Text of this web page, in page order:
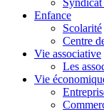
Enfance
Scolarité
Centre
Vie associative
Les
Vie